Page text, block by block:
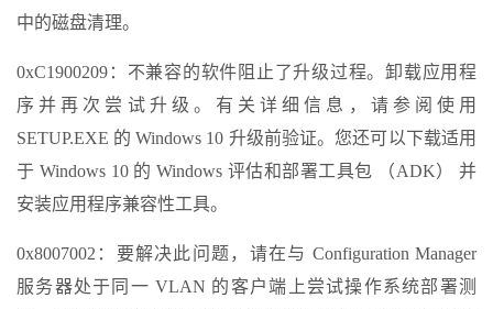
中的磁盘清理。
0xC1900209：不兼容的软件阻止了升级过程。卸载应用程
序并再次尝试升级。有关详细信息，请参阅使用
SETUP.EXE 的 Windows 10 升级前验证。您还可以下载适用
于 Windows 10 的 Windows 评估和部署工具包 （ADK） 并
安装应用程序兼容性工具。
0x8007002：要解决此问题，请在与 Configuration Manager
服务器处于同一 VLAN 的客户端上尝试操作系统部署测